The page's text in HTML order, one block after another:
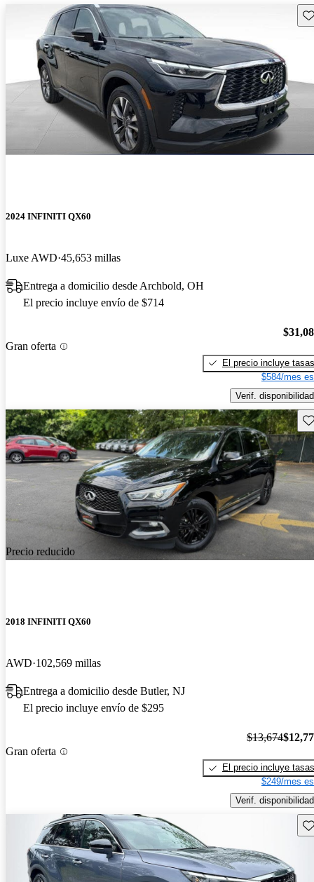
2024 INFINITI QX60
Luxe AWD 45,653 millas
Entrega a domicilio desde Archbold, OH
El precio incluye envío de $714
Gran oferta
El precio incluye tasas
$584/mes
Verif. disponibilidad
Precio reducido
2018 INFINITI QX60
AWD 102,569 millas
Entrega a domicilio desde Butler, NJ
El precio incluye envío de $295
Gran oferta
$13,674
El precio incluye tasas
$249/mes
Verif. disponibilidad